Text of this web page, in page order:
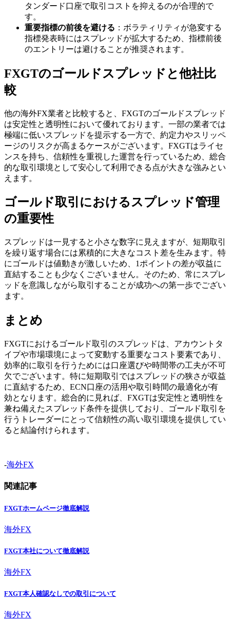
タンダード口座で取引コストを抑えるのが合理的で
す。
重要指標の前後を避ける ：ボラティリティが急変する
指標発表時にはスプレッドが拡大するため、指標前後
のエントリーは避けることが推奨されます。
FXGTのゴールドスプレッドと他社比
較
他の海外FX業者と比較すると、FXGTのゴールドスプレッド
は安定性と透明性において優れております。一部の業者では
極端に低いスプレッドを提示する一方で、約定力やスリッペ
ージのリスクが高まるケースがございます。FXGTはライセ
ンスを持ち、信頼性を重視した運営を行っているため、総合
的な取引環境として安心して利用できる点が大きな強みとい
えます。
ゴールド取引におけるスプレッド管理
の重要性
スプレッドは一見すると小さな数字に見えますが、短期取引
を繰り返す場合には累積的に大きなコスト差を生みます。特
にゴールドは値動きが激しいため、1ポイントの差が収益に
直結することも少なくございません。そのため、常にスプレ
ッドを意識しながら取引することが成功への第一歩でござい
ます。
まとめ
FXGTにおけるゴールド取引のスプレッドは、アカウントタ
イプや市場環境によって変動する重要なコスト要素であり、
効率的に取引を行うためには口座選びや時間帯の工夫が不可
欠でございます。特に短期取引ではスプレッドの狭さが収益
に直結するため、ECN口座の活用や取引時間の最適化が有
効となります。総合的に見れば、FXGTは安定性と透明性を
兼ね備えたスプレッド条件を提供しており、ゴールド取引を
行うトレーダーにとって信頼性の高い取引環境を提供してい
ると結論付けられます。
-海外FX
関連記事
FXGTホームページ徹底解説
海外FX
FXGT本社について徹底解説
海外FX
FXGT本人確認なしでの取引について
海外FX